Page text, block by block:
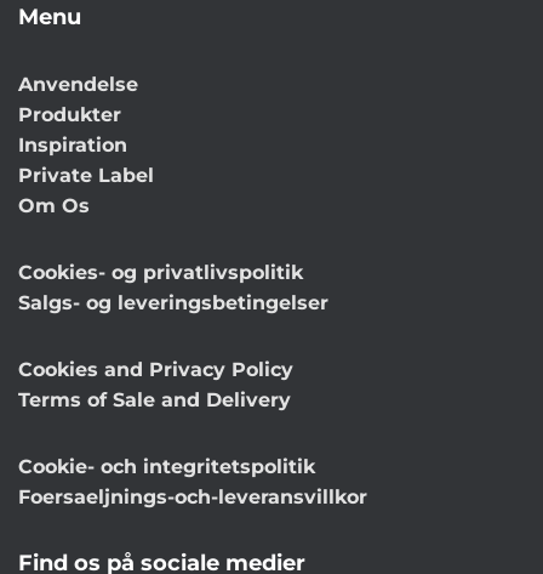
Menu
Anvendelse
Produkter
Inspiration
Private Label
Om Os
Cookies- og privatlivspolitik
Salgs- og leveringsbetingelser
Cookies and Privacy Policy
Terms of Sale and Delivery
Cookie- och integritetspolitik
Foersaeljnings-och-leveransvillkor
Find os på sociale medier